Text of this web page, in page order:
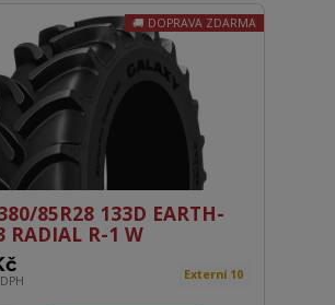
DOPRAVA ZDARMA
85R28 133D EARTH-
RADIAL R-1 W
Externí 10